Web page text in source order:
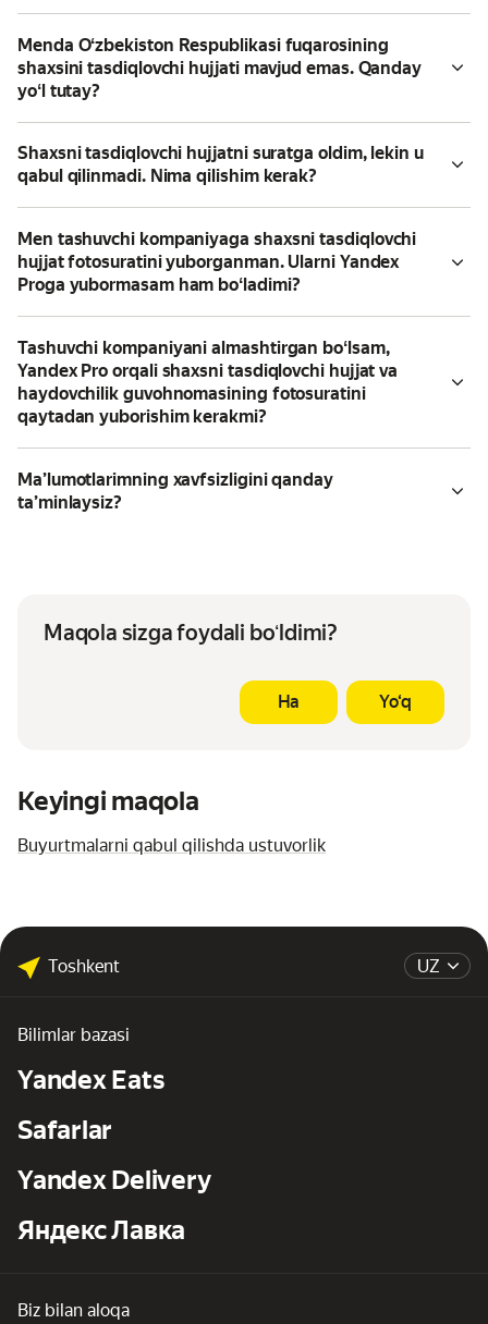
Menda Oʻzbekiston Respublikasi fuqarosining
shaxsini tasdiqlovchi hujjati mavjud emas. Qanday
yoʻl tutay?
Shaxsni tasdiqlovchi hujjatni suratga oldim, lekin u
qabul qilinmadi. Nima qilishim kerak?
Men tashuvchi kompaniyaga shaxsni tasdiqlovchi
hujjat fotosuratini yuborganman. Ularni Yandex
Proga yubormasam ham boʻladimi?
Tashuvchi kompaniyani almashtirgan boʻlsam,
Yandex Pro orqali shaxsni tasdiqlovchi hujjat va
haydovchilik guvohnomasining fotosuratini
qaytadan yuborishim kerakmi?
Maʼlumotlarimning xavfsizligini qanday
taʼminlaysiz?
Maqola sizga foydali boʻldimi?
Ha Yo‘q
Keyingi maqola
Buyurtmalarni qabul qilishda ustuvorlik
UZ
Toshkent
Bilimlar bazasi
Yandex Eats
Safarlar
Yandex Delivery
Яндекс Лавка
Biz bilan aloqa